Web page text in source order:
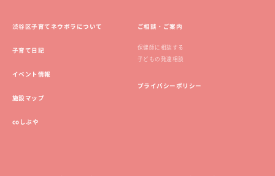
渋谷区子育てネウボラについて
子育て日記
イベント情報
施設マップ
coしぶや
ご相談・ご案内
保健師に相談する
子どもの発達相談
プライバシーポリシー